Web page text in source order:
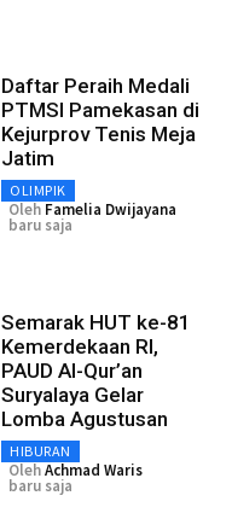
Daftar Peraih Medali
PTMSI Pamekasan di
Kejurprov Tenis Meja
Jatim
OLIMPIK
Oleh Famelia Dwijayana
baru saja
Semarak HUT ke-81
Kemerdekaan RI,
PAUD Al-Qur’an
Suryalaya Gelar
Lomba Agustusan
HIBURAN
OlehAchmad Waris
baru saja